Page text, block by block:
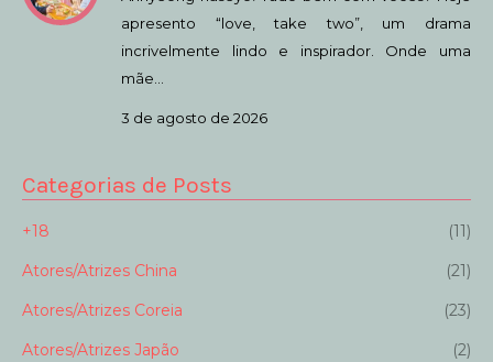
apresento “love, take two”, um drama
incrivelmente lindo e inspirador. Onde uma
mãe…
3 de agosto de 2026
Categorias de Posts
+18
(11)
Atores/Atrizes China
(21)
Atores/Atrizes Coreia
(23)
Atores/Atrizes Japão
(2)